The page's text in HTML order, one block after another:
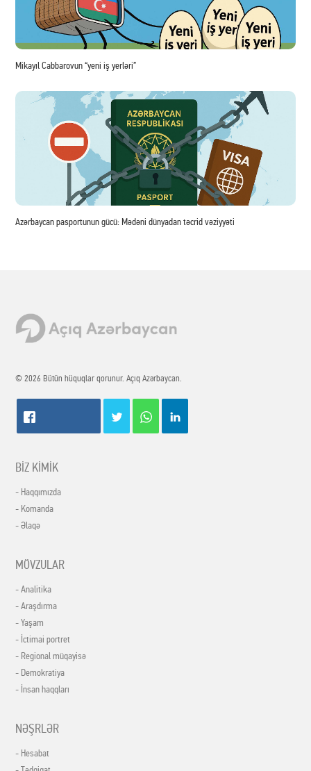
Mikayıl Cabbarovun “yeni iş yerləri”
Azərbaycan pasportunun gücü: Mədəni dünyadan təcrid vəziyyəti
© 2026 Bütün hüquqlar qorunur. Açıq Azərbaycan.
BİZ KİMİK
- Haqqımızda
- Komanda
- Əlaqə
MÖVZULAR
- Analitika
- Araşdırma
- Yaşam
- İctimai portret
- Regional müqayisə
- Demokratiya
- İnsan haqqları
NƏŞRLƏR
- Hesabat